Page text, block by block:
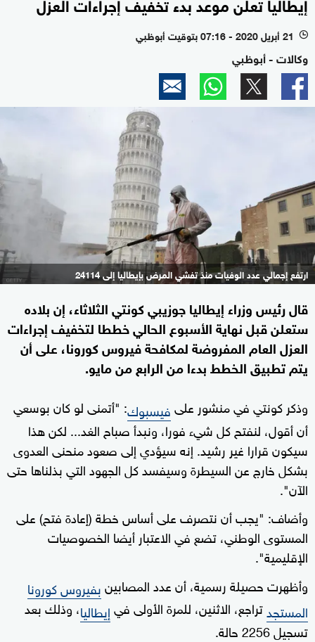
l 21 أبريل 2020 - 07:16 بتوقيت أبوظبي
وكالات - أبوظبي
ارتفع إجمالي عدد الوفيات منذ تفشي المرض بإيطاليا إلى 24114
قال رئيس وزراء إيطاليا جوزيبي كونتي الثلاثاء، إن بلاده
ستعلن قبل نهاية الأسبوع الحالي خططا لتخفيف إجراءات
العزل العام المفروضة لمكافحة فيروس كورونا، على أن
يتم تطبيق الخطط بدءا من الرابع من مايو.
وذكر كونتي في منشور علىفيسبوك: "أتمنى لو كان بوسعي
أن أقول، لنفتح كل شيء فورا، ونبدأ صباح الغد... لكن هذا
سيكون قرارا غير رشيد. إنه سيؤدي إلى صعود منحنى العدوى
بشكل خارج عن السيطرة وسيفسد كل الجهود التي بذلناها حتى
الآن".
وأضاف: "يجب أن نتصرف على أساس خطة (إعادة فتح) على
المستوى الوطني، تضع في الاعتبار أيضا الخصوصيات
الإقليمية".
وأظهرت حصيلة رسمية، أن عدد المصابينبفيروس كورونا
المستجدتراجع، الاثنين، للمرة الأولى فيإيطاليا، وذلك بعد
تسجيل 2256 حالة.